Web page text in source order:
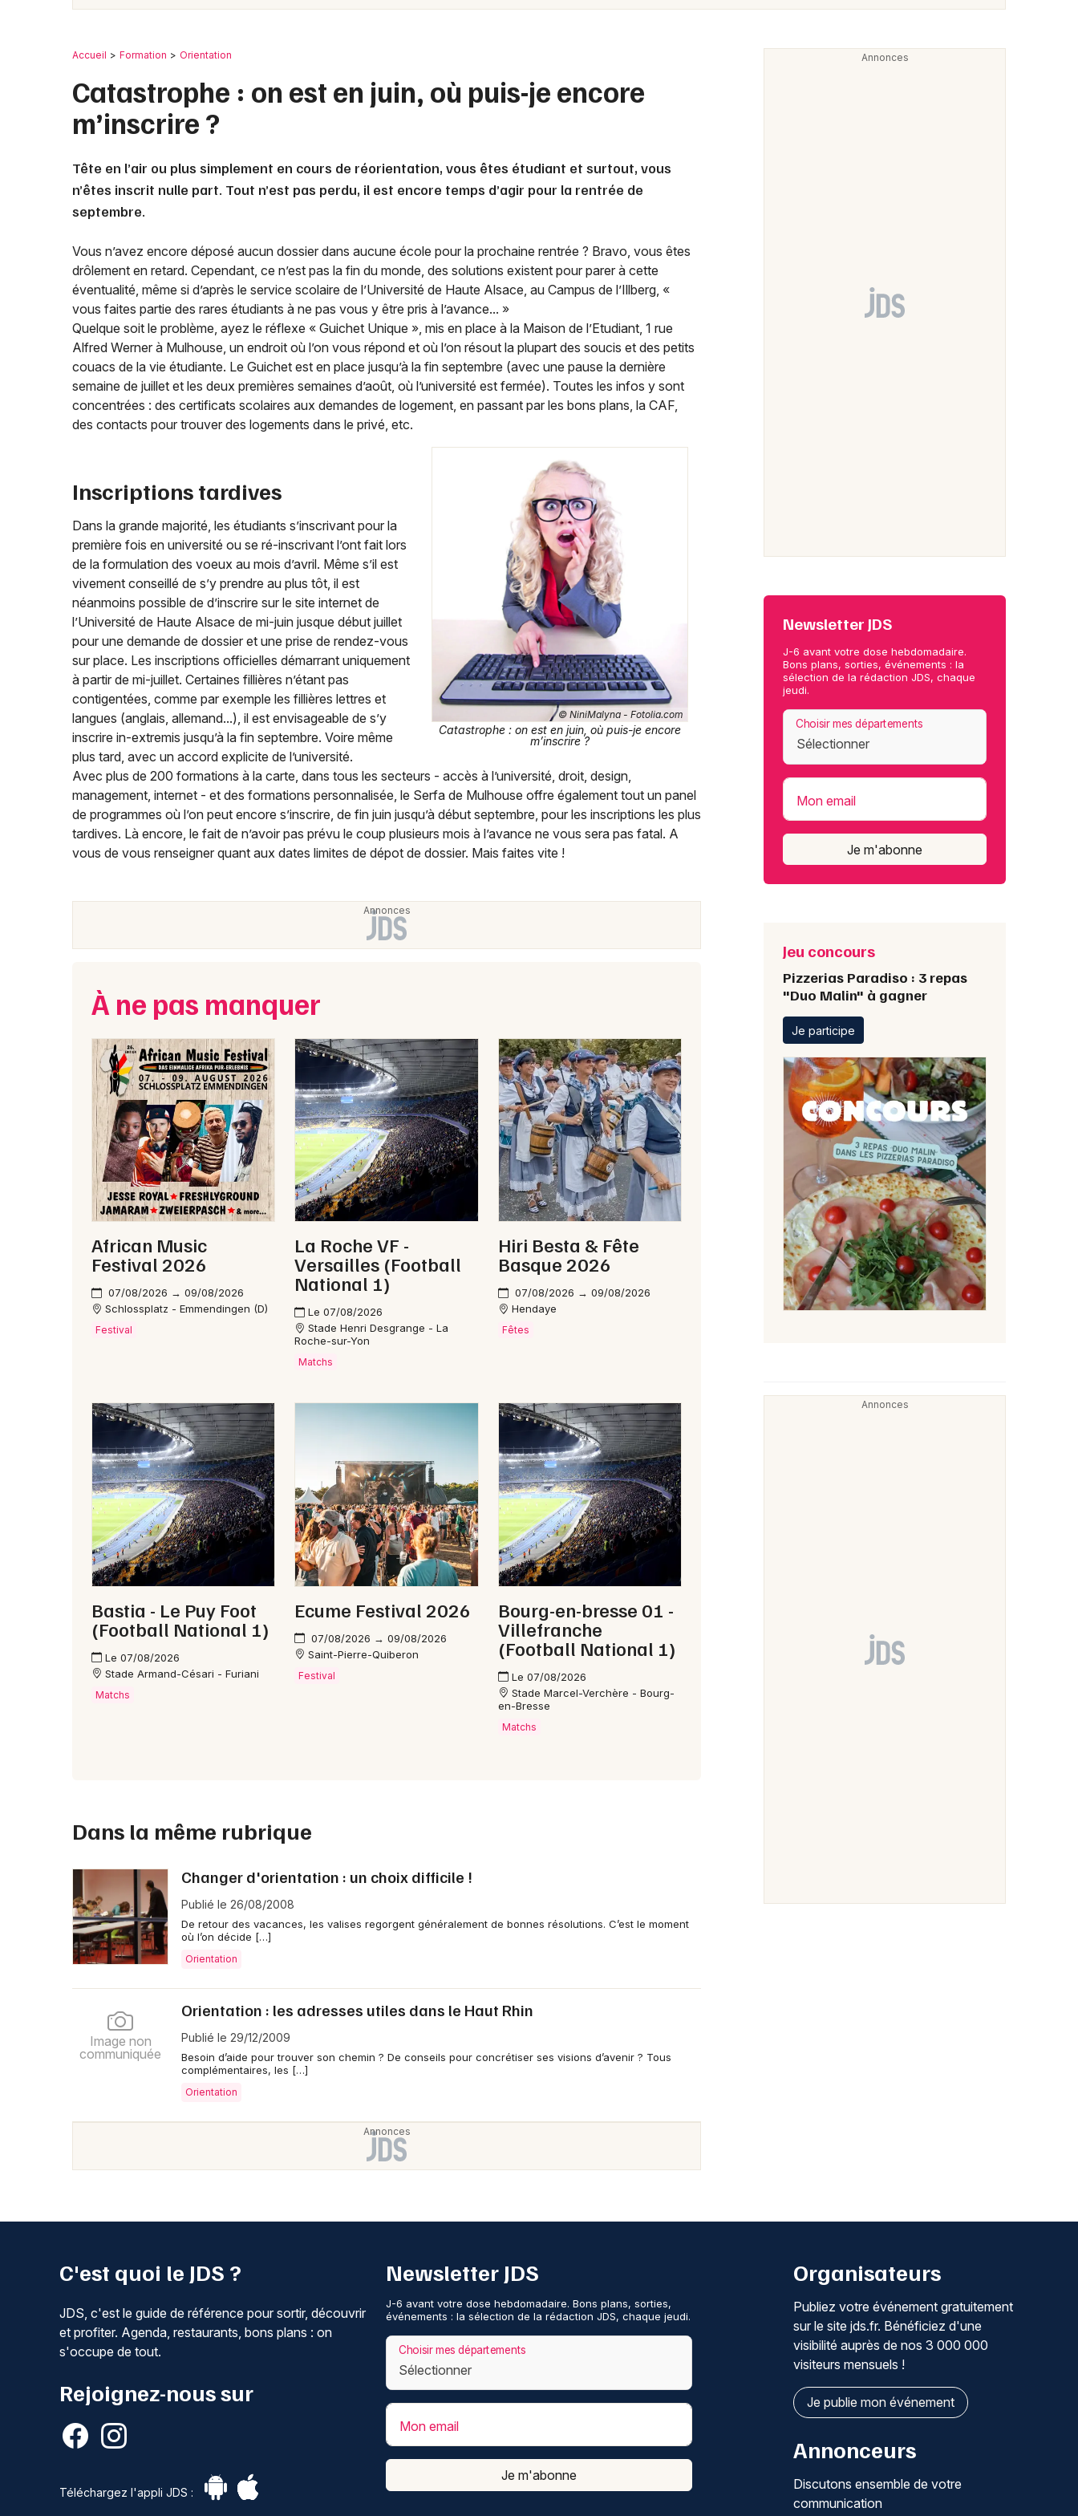
Sports
Expos
Newsletter des sorties
Artistes en tournée
Actualités
Magazine
Choisir mes départements
Mon email
Je m'abonne
Mulhouse
Nice
Strasbourg
Accueil Formation Orientation
Catastrophe : on est en juin, où puis-je encore
m’inscrire ?
Tête en l’air ou plus simplement en cours de réorientation, vous êtes étudiant et surtout, vous
n’êtes inscrit nulle part. Tout n’est pas perdu, il est encore temps d’agir pour la rentrée de
septembre.
Vous n’avez encore déposé aucun dossier dans aucune école pour la prochaine rentrée ? Bravo, vous êtes
drôlement en retard. Cependant, ce n’est pas la fin du monde, des solutions existent pour parer à cette
éventualité, même si d’après le service scolaire de l’Université de Haute Alsace, au Campus de l’Illberg, «
vous faites partie des rares étudiants à ne pas vous y être pris à l’avance... »
Quelque soit le problème, ayez le réflexe « Guichet Unique », mis en place à la Maison de l’Etudiant, 1 rue
Alfred Werner à Mulhouse, un endroit où l’on vous répond et où l’on résout la plupart des soucis et des petits
couacs de la vie étudiante. Le Guichet est en place jusqu’à la fin septembre (avec une pause la dernière
semaine de juillet et les deux premières semaines d’août, où l’université est fermée). Toutes les infos y sont
concentrées : des certificats scolaires aux demandes de logement, en passant par les bons plans, la CAF,
des contacts pour trouver des logements dans le privé, etc.
© NiniMalyna - Fotolia.com
Catastrophe : on est en juin, où puis-je encore
m’inscrire ?
Inscriptions tardives
Dans la grande majorité, les étudiants s’inscrivant pour la
première fois en université ou se ré-inscrivant l’ont fait lors
de la formulation des voeux au mois d’avril. Même s’il est
vivement conseillé de s’y prendre au plus tôt, il est
néanmoins possible de d’inscrire sur le site internet de
l’Université de Haute Alsace de mi-juin jusque début juillet
pour une demande de dossier et une prise de rendez-vous
sur place. Les inscriptions officielles démarrant uniquement
à partir de mi-juillet. Certaines fillières n’étant pas
contigentées, comme par exemple les fillières lettres et
langues (anglais, allemand...), il est envisageable de s’y
inscrire in-extremis jusqu’à la fin septembre. Voire même
plus tard, avec un accord explicite de l’université.
Avec plus de 200 formations à la carte, dans tous les secteurs - accès à l’université, droit, design,
management, internet - et des formations personnalisée, le Serfa de Mulhouse offre également tout un panel
de programmes où l’on peut encore s’inscrire, de fin juin jusqu’à début septembre, pour les inscriptions les plus
tardives. Là encore, le fait de n’avoir pas prévu le coup plusieurs mois à l’avance ne vous sera pas fatal. A
vous de vous renseigner quant aux dates limites de dépot de dossier. Mais faites vite !
À ne pas manquer
African Music
Festival 2026
07/08/2026 → 09/08/2026
Schlossplatz - Emmendingen (D)
Festival
La Roche VF -
Versailles (Football
National 1)
Le 07/08/2026
Stade Henri Desgrange - La
Roche-sur-Yon
Matchs
Hiri Besta & Fête
Basque 2026
07/08/2026 → 09/08/2026
Hendaye
Fêtes
Bastia - Le Puy Foot
(Football National 1)
Le 07/08/2026
Stade Armand-Césari - Furiani
Matchs
Ecume Festival 2026
07/08/2026 → 09/08/2026
Saint-Pierre-Quiberon
Festival
Bourg-en-bresse 01 -
Villefranche
(Football National 1)
Le 07/08/2026
Stade Marcel-Verchère - Bourg-
en-Bresse
Matchs
Dans la même rubrique
Changer d'orientation : un choix difficile !
Publié le 26/08/2008
De retour des vacances, les valises regorgent généralement de bonnes résolutions. C’est le moment
où l’on décide […]
Orientation
Orientation : les adresses utiles dans le Haut Rhin
Publié le 29/12/2009
Besoin d’aide pour trouver son chemin ? De conseils pour concrétiser ses visions d’avenir ? Tous
complémentaires, les […]
Orientation
Image non
communiquée
Newsletter JDS
J-6 avant votre dose hebdomadaire.
Bons plans, sorties, événements : la
sélection de la rédaction JDS, chaque
jeudi.
Choisir mes départements
Mon email
Je m'abonne
Jeu concours
Pizzerias Paradiso : 3 repas
"Duo Malin" à gagner
Je participe
C'est quoi le JDS ?
JDS, c'est le guide de référence pour sortir, découvrir
et profiter. Agenda, restaurants, bons plans : on
s'occupe de tout.
Rejoignez-nous sur
Téléchargez l'appli JDS :
Newsletter JDS
J-6 avant votre dose hebdomadaire. Bons plans, sorties,
événements : la sélection de la rédaction JDS, chaque jeudi.
Choisir mes départements
Mon email
Je m'abonne
Organisateurs
Publiez votre événement gratuitement
sur le site jds.fr. Bénéficiez d'une
visibilité auprès de nos 3 000 000
visiteurs mensuels !
Je publie mon événement
Annonceurs
Discutons ensemble de votre
communication